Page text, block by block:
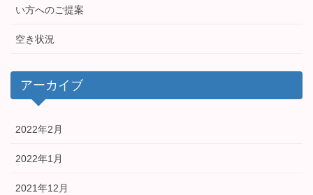
い方へのご提案
空き状況
アーカイブ
2022年2月
2022年1月
2021年12月